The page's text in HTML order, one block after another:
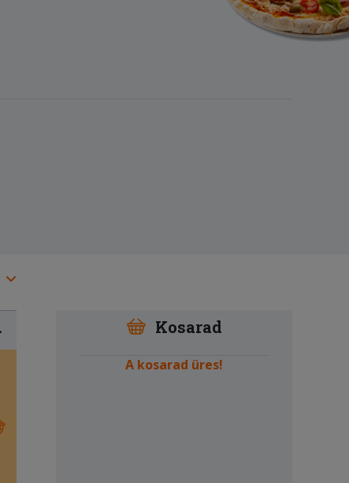
Kosarad
A kosarad üres!